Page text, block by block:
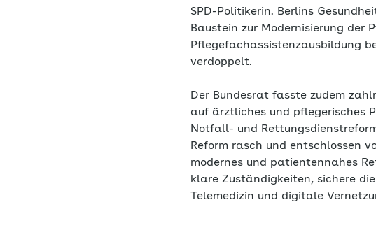
SPD-Politikerin. Berlins
Baustein zur Modernisierung der
Pflegefachassistenzausbildung
verdoppelt.
Der Bundesrat fasste zudem
auf ärztliches und pflegerisches
Notfall- und
Reform rasch und entschlossen
modernes und patientennahes
klare Zuständigkeiten, sichere
Telemedizin und digitale